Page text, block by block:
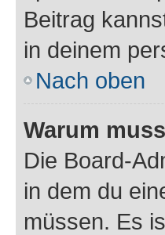
Beitrag
in deinem
Nach oben
Warum
Die Board-
in dem du
müssen. Es